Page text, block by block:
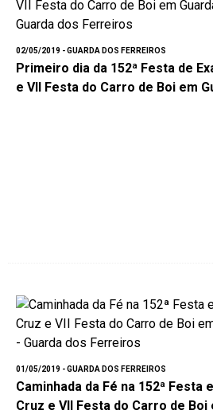
02/05/2019 - GUARDA DOS FERREIROS
Primeiro dia da 152ª Festa de
e VII Festa do Carro de Boi em
01/05/2019 - GUARDA DOS FERREIROS
Caminhada da Fé na 152ª Festa
Cruz e VII Festa do Carro de Boi